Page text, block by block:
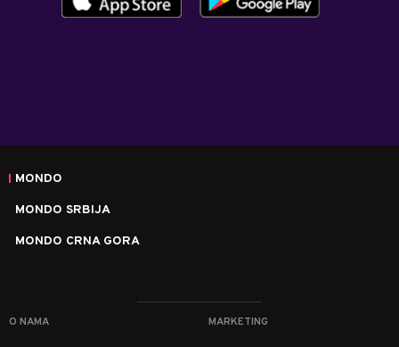
MONDO
MONDO SRBIJA
MONDO CRNA GORA
O NAMA MARKETING